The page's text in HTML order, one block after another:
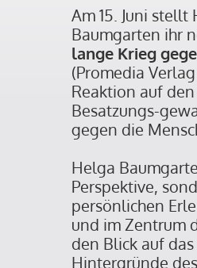
Am 15. Juni stellt
Baumgarten ihr
lange Krieg
(Promedia
Reaktion auf
Besatzungs-
gegen die
Helga
Perspektive,
persönlichen
und im Zentrum
den Blick auf
Hintergründe